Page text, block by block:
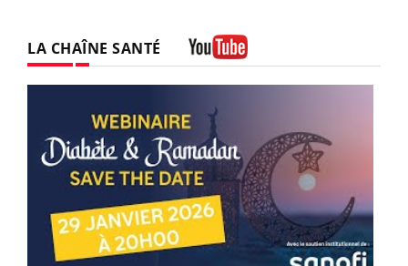
LA CHAÎNE SANTÉ